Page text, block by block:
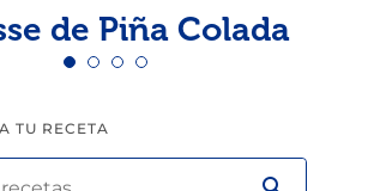
de Piña Colada
TU RECETA